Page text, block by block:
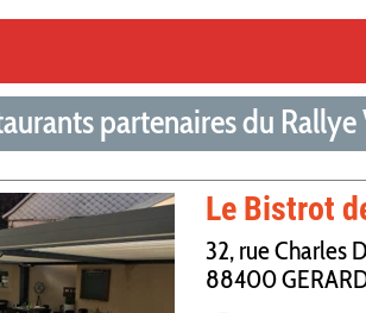
partenaires du Rallye
Le Bistrot
32, rue Charles
88400